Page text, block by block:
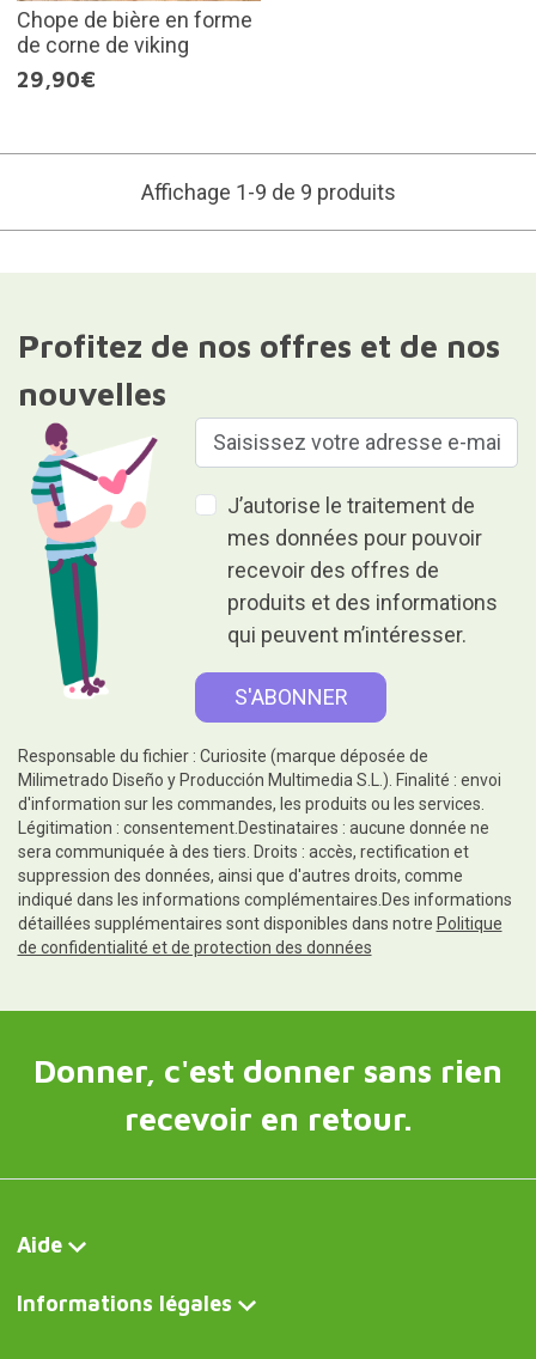
Chope de bière en forme
de corne de viking
29,90€
Affichage 1-9 de 9 produits
Profitez de nos offres et de nos
nouvelles
J’autorise le traitement de
mes données pour pouvoir
recevoir des offres de
produits et des informations
qui peuvent m’intéresser.
Responsable du fichier : Curiosite (marque déposée de
Milimetrado Diseño y Producción Multimedia S.L.). Finalité : envoi
d'information sur les commandes, les produits ou les services.
Légitimation : consentement.Destinataires : aucune donnée ne
sera communiquée à des tiers. Droits : accès, rectification et
suppression des données, ainsi que d'autres droits, comme
indiqué dans les informations complémentaires.Des informations
détaillées supplémentaires sont disponibles dans notre Politique
de confidentialité et de protection des données
Donner, c'est donner sans rien
recevoir en retour.
Aide
Informations légales